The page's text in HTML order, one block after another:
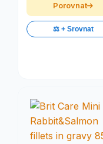
Porovnat
⚖️ + Srovnat